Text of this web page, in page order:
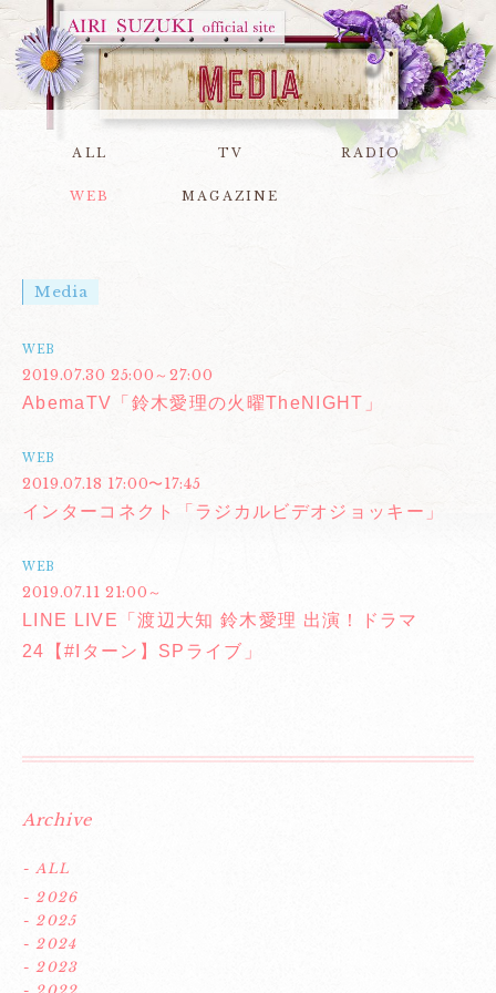
ALL TV RADIO
WEB MAGAZINE
Media
WEB
2019.07.30 25:00～27:00
AbemaTV「鈴木愛理の火曜TheNIGHT」
WEB
2019.07.18 17:00〜17:45
インターコネクト「ラジカルビデオジョッキー」
WEB
2019.07.11 21:00～
LINE LIVE「渡辺大知 鈴木愛理 出演！ドラマ
24【#Iターン】SPライブ」
Archive
- ALL
- 2026
- 2025
- 2024
- 2023